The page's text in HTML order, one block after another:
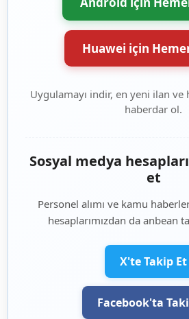
Huawei için
Uygulamayı indir, en yeni ilan ve
haberdar ol.
Sosyal medya
et
Personel alımı ve kamu
hesaplarımızdan da anbean
X'te Takip Et
Facebook'ta